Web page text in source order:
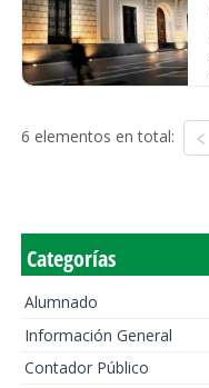
6 elementos en total:
Categorías
Alumnado
Información General
Contador Público